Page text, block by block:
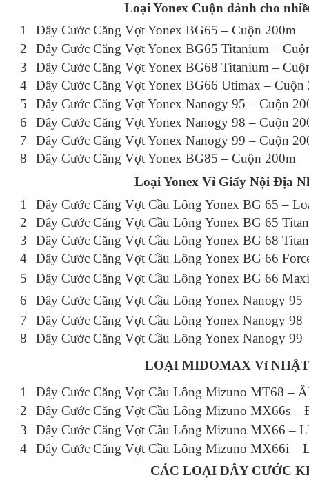
Loại Yonex Cuộn dành cho
1
Dây Cước Căng Vợt Yonex BG65 – Cuộn 200m
2
Dây Cước Căng Vợt Yonex BG65 Titanium –
3
Dây Cước Căng Vợt Yonex BG68 Titanium –
4
Dây Cước Căng Vợt Yonex BG66 Utimax – Cuộn
5
Dây Cước Căng Vợt Yonex Nanogy 95 – Cuộn
6
Dây Cước Căng Vợt Yonex Nanogy 98 – Cuộn
7
Dây Cước Căng Vợt Yonex Nanogy 99 – Cuộn
8
Dây Cước Căng Vợt Yonex BG85 – Cuộn 200m
Loại Yonex Vỉ Giấy Nội Địa
1
Dây Cước Căng Vợt Cầu Lông Yonex BG 65 –
2
Dây Cước Căng Vợt Cầu Lông Yonex BG 65
3
Dây Cước Căng Vợt Cầu Lông Yonex BG 68
4
Dây Cước Căng Vợt Cầu Lông Yonex BG 66
5
Dây Cước Căng Vợt Cầu Lông Yonex BG 66
6
Dây Cước Căng Vợt Cầu Lông Yonex Nanogy
7
Dây Cước Căng Vợt Cầu Lông Yonex Nanogy
8
Dây Cước Căng Vợt Cầu Lông Yonex Nanogy
LOẠI MIDOMAX Vỉ
1
Dây Cước Căng Vợt Cầu Lông Mizuno MT68 –
2
Dây Cước Căng Vợt Cầu Lông Mizuno MX66s
3
Dây Cước Căng Vợt Cầu Lông Mizuno MX66 –
4
Dây Cước Căng Vợt Cầu Lông Mizuno MX66i
CÁC LOẠI DÂY CƯỚC